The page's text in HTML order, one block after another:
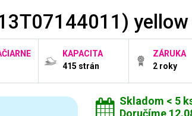
KAPACITA
415 strán
ZÁRUKA
2 roky
Skladom < 5
Doručíme